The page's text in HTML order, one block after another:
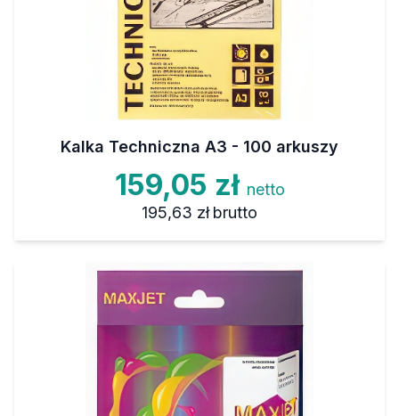
Kalka Techniczna A3 - 100 arkuszy
159,05 zł netto
195,63 zł brutto